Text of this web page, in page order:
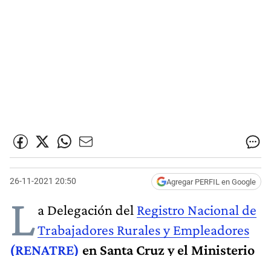
26-11-2021 20:50 Agregar PERFIL en Google
La Delegación del Registro Nacional de
Trabajadores Rurales y Empleadores
(RENATRE) en Santa Cruz y el Ministerio